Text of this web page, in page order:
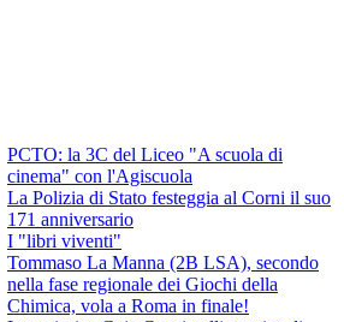
PCTO: la 3C del Liceo "A scuola di
cinema" con l'Agiscuola
La Polizia di Stato festeggia al Corni il suo
171 anniversario
I "libri viventi"
Tommaso La Manna (2B LSA), secondo
nella fase regionale dei Giochi della
Chimica, vola a Roma in finale!